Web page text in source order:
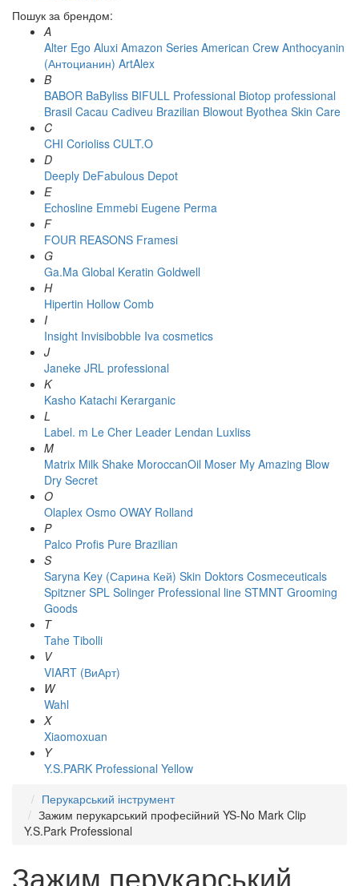
Пошук за брендом:
A
Alter Ego Aluxi Amazon Series American Crew Anthocyanin
(Антоцианин) ArtAlex
B
BABOR BaByliss BIFULL Professional Biotop professional
Brasil Cacau Сadiveu Brazilian Blowout Byothea Skin Care
C
CHI Corioliss CULT.O
D
Deeply DeFabulous Depot
E
Echosline Emmebi Eugene Perma
F
FOUR REASONS Framesi
G
Ga.Ma Global Keratin Goldwell
H
Hipertin Hollow Comb
I
Insight Invisibobble Iva cosmetics
J
Janeke JRL professional
K
Kasho Katachi Kerarganic
L
Label. m Le Cher Leader Lendan Luxliss
M
Matrix Milk Shake MoroccanOil Moser My Amazing Blow
Dry Secret
O
Olaplex Osmo OWAY Rolland
P
Palco Profis Pure Brazilian
S
Saryna Key (Сарина Кей) Skin Doktors Cosmeceuticals
Spitzner SPL Solinger Professional line STMNT Grooming
Goods
T
Tahe Tibolli
V
VIART (ВиАрт)
W
Wahl
X
Xiaomoxuan
Y
Y.S.PARK Professional Yellow
Перукарський інструмент
Зажим перукарський професійний YS-No Mark Clip
Y.S.Park Professional
Зажим перукарський